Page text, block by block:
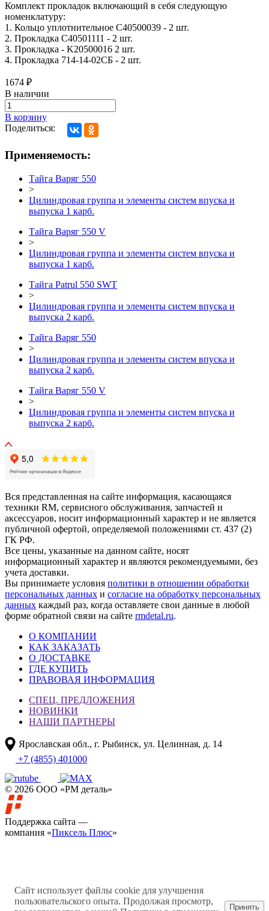
Комплект прокладок включающий в себя следующую
номенклатуру:
1. Кольцо уплотнительное C40500039 - 2 шт.
2. Прокладка C40501111 - 2 шт.
3. Прокладка - K20500016 2 шт.
4. Прокладка 714-14-02СБ - 2 шт.
1674 ₽
В наличии
В корзину
Поделиться:
Применяемость:
Тайга Варяг 550
>
Цилиндровая группа и элементы систем впуска и
выпуска 1 карб.
Тайга Варяг 550 V
>
Цилиндровая группа и элементы систем впуска и
выпуска 1 карб.
Тайга Patrul 550 SWT
>
Цилиндровая группа и элементы систем впуска и
выпуска 2 карб.
Тайга Варяг 550
>
Цилиндровая группа и элементы систем впуска и
выпуска 2 карб.
Тайга Варяг 550 V
>
Цилиндровая группа и элементы систем впуска и
выпуска 2 карб.
Вся представленная на сайте информация, касающаяся
техники RM, сервисного обслуживания, запчастей и
аксессуаров, носит информационный характер и не является
публичной офертой, определяемой положениями ст. 437 (2)
ГК РФ.
Все цены, указанные на данном сайте, носят
информационный характер и являются рекомендуемыми, без
учета доставки.
Вы принимаете условия политики в отношении обработки
персональных данных и согласие на обработку персональных
данных каждый раз, когда оставляете свои данные в любой
форме обратной связи на сайте rmdetal.ru.
О КОМПАНИИ
КАК ЗАКАЗАТЬ
О ДОСТАВКЕ
ГДЕ КУПИТЬ
ПРАВОВАЯ ИНФОРМАЦИЯ
СПЕЦ. ПРЕДЛОЖЕНИЯ
НОВИНКИ
НАШИ ПАРТНЕРЫ
Ярославская обл., г. Рыбинск, ул. Целинная, д. 14
+7 (4855) 401000
© 2026 ООО «РМ деталь»
Поддержка сайта —
компания «Пиксель Плюс»
Сайт использует файлы cookie для улучшения
пользовательского опыта. Продолжая просмотр,
Принять